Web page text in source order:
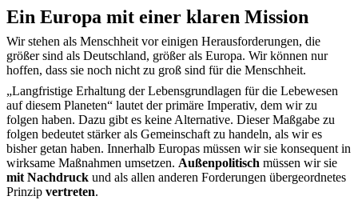
Ein Europa mit einer klaren Mission
Wir stehen als Menschheit vor einigen Herausforderungen, die
größer sind als Deutschland, größer als Europa. Wir können nur
hoffen, dass sie noch nicht zu groß sind für die Menschheit.
„Langfristige Erhaltung der Lebensgrundlagen für die Lebewesen
auf diesem Planeten“ lautet der primäre Imperativ, dem wir zu
folgen haben. Dazu gibt es keine Alternative. Dieser Maßgabe zu
folgen bedeutet stärker als Gemeinschaft zu handeln, als wir es
bisher getan haben. Innerhalb Europas müssen wir sie konsequent in
wirksame Maßnahmen umsetzen. Außenpolitisch müssen wir sie
mit Nachdruck und als allen anderen Forderungen übergeordnetes
Prinzip vertreten.